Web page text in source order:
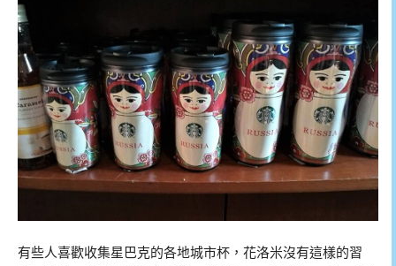
有些人喜歡收集星巴克的各地城市杯，花洛米沒有這樣的習